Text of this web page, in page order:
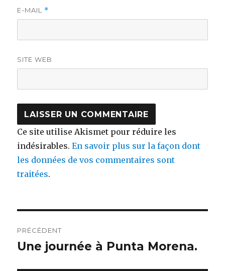
E-MAIL *
SITE WEB
Ce site utilise Akismet pour réduire les
indésirables.En savoir plus sur la façon dont
les données de vos commentaires sont
traitées.
de
PRÉCÉDENT
Publication
Une journée à Punta Morena.